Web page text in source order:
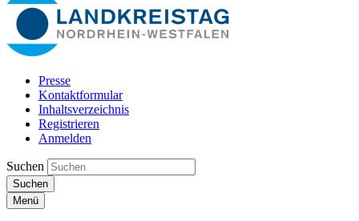
Presse
Kontaktformular
Inhaltsverzeichnis
Registrieren
Anmelden
Suchen
Suchen
Menü